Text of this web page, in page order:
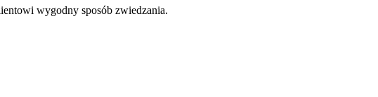
wygodny sposób zwiedzania.